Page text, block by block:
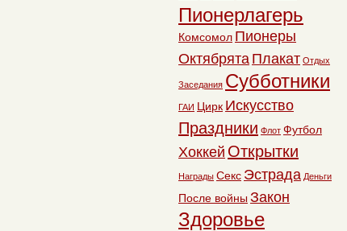
Пионерлагерь
Комсомол Пионеры
Октябрята Плакат Отдых
Заседания Субботники
ГАИ Цирк Искусство
Праздники Флот Футбол
Хоккей Открытки
Награды Секс Эстрада Деньги
После войны Закон
Здоровье